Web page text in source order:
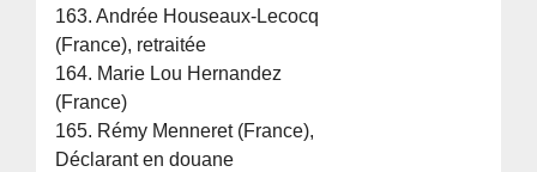
163. Andrée Houseaux-Lecocq
(France), retraitée
164. Marie Lou Hernandez
(France)
165. Rémy Menneret (France),
Déclarant en douane